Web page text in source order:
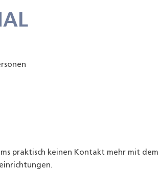
praktisch keinen Kontakt mehr mit